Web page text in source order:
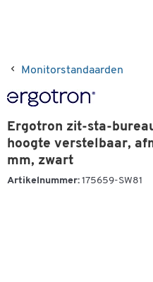
Monitorstandaarden
Ergotron zit-sta-
hoogte verstelbaar,
mm, zwart
Artikelnummer: 175659-SW81